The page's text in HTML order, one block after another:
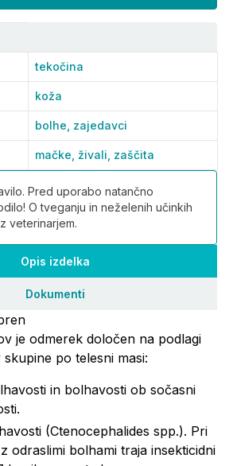
Pred uporabo natančno
O tveganju in neželenih učinkih
veterinarjem.
Opis izdelka
Dokumenti
je odmerek določen na podlagi
po telesni masi:
in bolhavosti ob sočasni
(Ctenocephalides spp.). Pri
odraslimi bolhami traja insekticidni
tekočina
koža
bolhe, zajedavci
mačke, živali, zaščita